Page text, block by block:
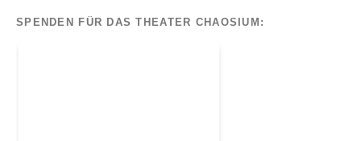
SPENDEN FÜR DAS THEATER CHAOSIUM: